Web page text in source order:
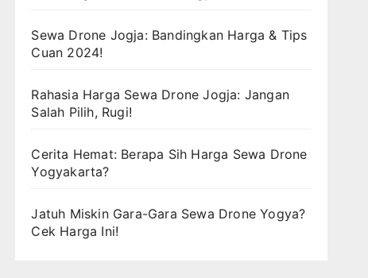
Sewa Drone Jogja: Bandingkan Harga & Tips
Cuan 2024!
Rahasia Harga Sewa Drone Jogja: Jangan
Salah Pilih, Rugi!
Cerita Hemat: Berapa Sih Harga Sewa Drone
Yogyakarta?
Jatuh Miskin Gara-Gara Sewa Drone Yogya?
Cek Harga Ini!